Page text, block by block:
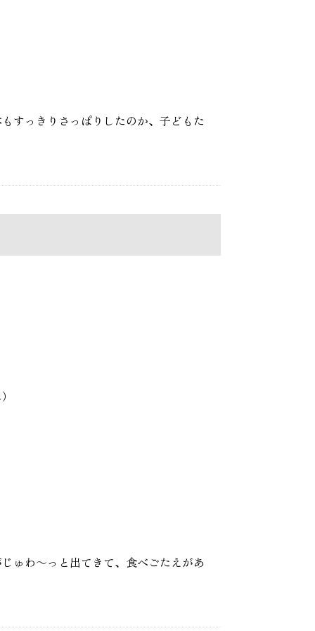
すっきりさっぱりしたのか、子どもた
ゅわ～っと出てきて、食べごたえがあ